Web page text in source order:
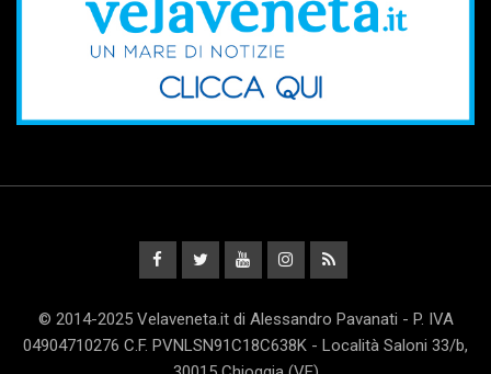
© 2014-2025 Velaveneta.it di Alessandro Pavanati - P. IVA
04904710276 C.F. PVNLSN91C18C638K - Località Saloni 33/b,